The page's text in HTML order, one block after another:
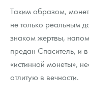
Таким образом,
не только реальным
знаком жертвы,
предан Спаситель, и
«истинной монеты»,
отлитую в вечности.